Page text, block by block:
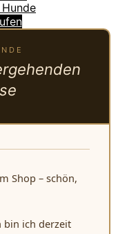
Shop – schön,
bin ich derzeit